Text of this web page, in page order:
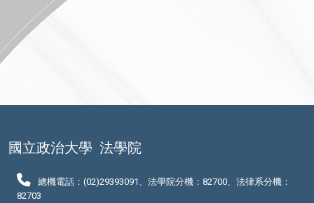
國立政治大學 法學院
總機電話：(02)29393091、法學院分機：82700、法律系分機：
82703